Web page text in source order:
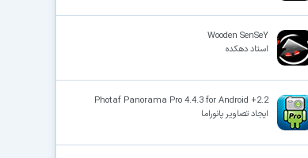
Wooden SenSeY
استاد دهکده
Photaf Panorama Pro 4.4.3 for Android +2.2
ایجاد تصاویر پانوراما